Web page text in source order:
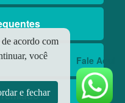
Fale Aqui
acordo com
você
e fechar